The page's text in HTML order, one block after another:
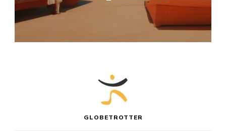
GLOBETROTTER